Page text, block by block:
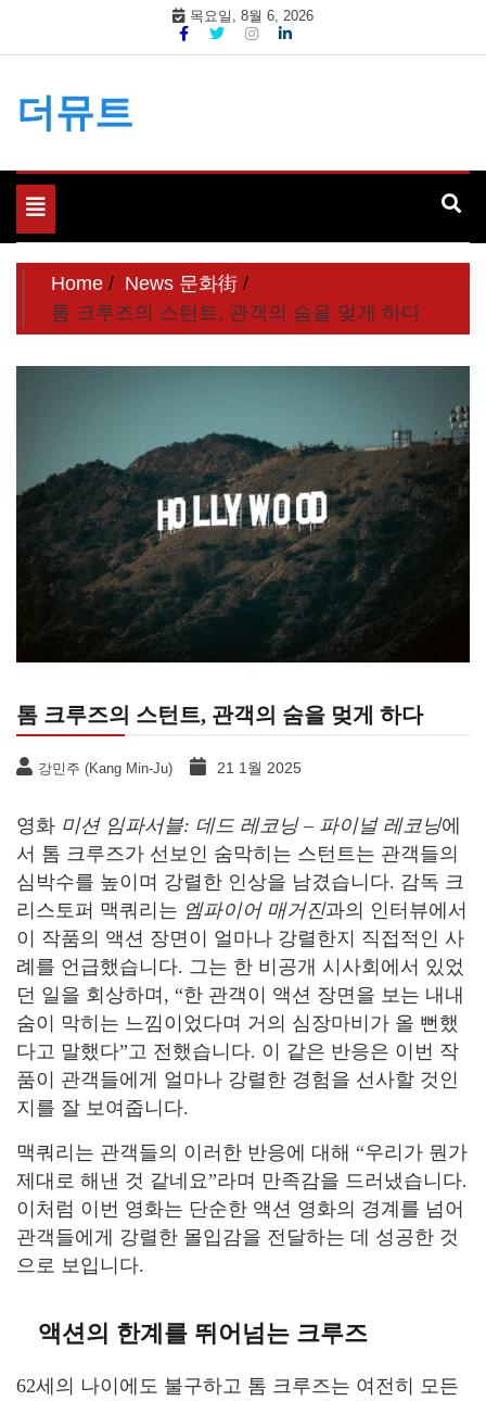
목요일, 8월 6, 2026
더뮤트
Toggle
navigation
Home
News 문화街
톰 크루즈의 스턴트, 관객의 숨을 멎게 하다
톰 크루즈의 스턴트, 관객의 숨을 멎게 하다
강민주 (Kang Min-Ju) 21 1월 2025
영화 미션 임파서블: 데드 레코닝 – 파이널 레코닝에
서 톰 크루즈가 선보인 숨막히는 스턴트는 관객들의
심박수를 높이며 강렬한 인상을 남겼습니다. 감독 크
리스토퍼 맥쿼리는 엠파이어 매거진과의 인터뷰에서
이 작품의 액션 장면이 얼마나 강렬한지 직접적인 사
례를 언급했습니다. 그는 한 비공개 시사회에서 있었
던 일을 회상하며, “한 관객이 액션 장면을 보는 내내
숨이 막히는 느낌이었다며 거의 심장마비가 올 뻔했
다고 말했다”고 전했습니다. 이 같은 반응은 이번 작
품이 관객들에게 얼마나 강렬한 경험을 선사할 것인
지를 잘 보여줍니다.
맥쿼리는 관객들의 이러한 반응에 대해 “우리가 뭔가
제대로 해낸 것 같네요”라며 만족감을 드러냈습니다.
이처럼 이번 영화는 단순한 액션 영화의 경계를 넘어
관객들에게 강렬한 몰입감을 전달하는 데 성공한 것
으로 보입니다.
액션의 한계를 뛰어넘는 크루즈
62세의 나이에도 불구하고 톰 크루즈는 여전히 모든